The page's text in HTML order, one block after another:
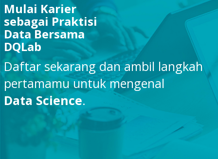
Mulai Karier
sebagai Praktisi
Data Bersama
DQLab
Daftar sekarang dan ambil langkah
pertamamu untuk mengenal
Data Science.